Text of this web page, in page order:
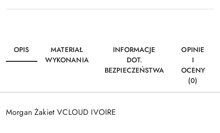
OPIS
MATERIAŁ
WYKONANIA
INFORMACJE
DOT.
BEZPIECZEŃSTWA
OPINIE
I
OCENY
(0)
Morgan Żakiet VCLOUD IVOIRE